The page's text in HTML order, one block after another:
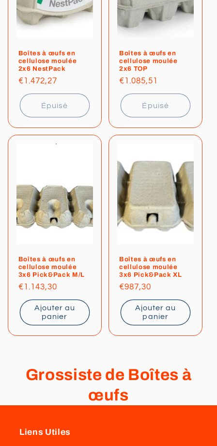
Boîtes à œufs en
cellulose moulée
2x6 NestPack
Prix
habituel
€1.472,27
Épuisé
Boîtes à œufs en
cellulose moulée
2x6 TOP
Prix
habituel
€1.085,51
Épuisé
Boîtes à œufs en
cellulose moulée
3x6 Pick&Pack M/L
Prix
habituel
€1.143,30
Ajouter au
panier
Boîtes à œufs en
cellulose moulée
3x6 Pick&Pack XL
Prix
habituel
€987,30
Ajouter au
panier
C
l
Grossiste de Boîtes à
œufs
Liens Utiles